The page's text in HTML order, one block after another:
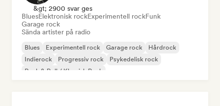
&gt; 2900 svar ges
BluesElektronisk rockExperimentell rockFunk
Garage rock
Sända artister på radio
Blues Experimentell rock Garage rock
Hårdrock
Indierock
Progressiv rock
Psykedelisk rock
Rock & Roll / Klassisk Rock